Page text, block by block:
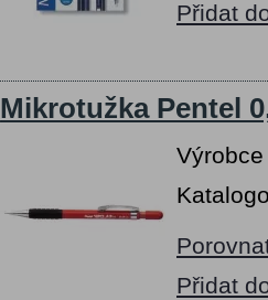
Přidat
Mikrotužka Pentel
Přidat